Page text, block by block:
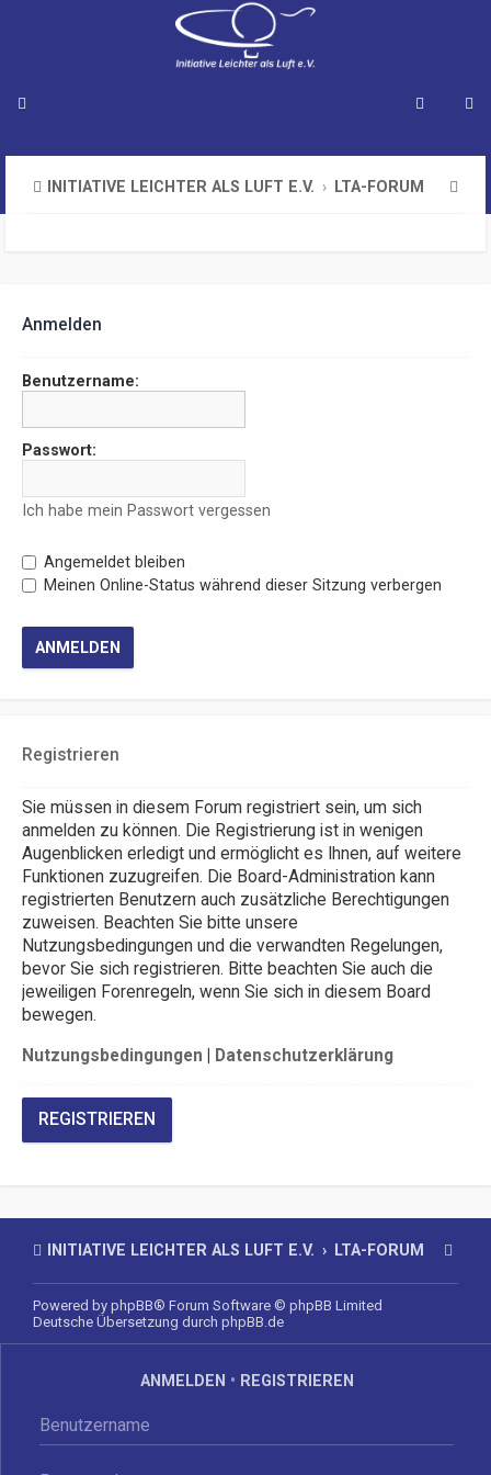
INITIATIVE LEICHTER ALS LUFT E.V. LTA-FORUM
Anmelden
Benutzername:
Passwort:
Ich habe mein Passwort vergessen
Angemeldet bleiben
Meinen Online-Status während dieser Sitzung verbergen
Registrieren
Sie müssen in diesem Forum registriert sein, um sich
anmelden zu können. Die Registrierung ist in wenigen
Augenblicken erledigt und ermöglicht es Ihnen, auf weitere
Funktionen zuzugreifen. Die Board-Administration kann
registrierten Benutzern auch zusätzliche Berechtigungen
zuweisen. Beachten Sie bitte unsere
Nutzungsbedingungen und die verwandten Regelungen,
bevor Sie sich registrieren. Bitte beachten Sie auch die
jeweiligen Forenregeln, wenn Sie sich in diesem Board
bewegen.
Nutzungsbedingungen Datenschutzerklärung
REGISTRIEREN
INITIATIVE LEICHTER ALS LUFT E.V. LTA-FORUM
Powered by phpBB® Forum Software © phpBB Limited
Deutsche Übersetzung durch phpBB.de
ANMELDEN • REGISTRIEREN